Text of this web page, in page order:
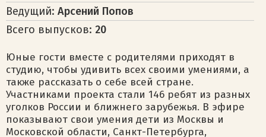
Ведущий: Арсений Попов
Всего выпусков: 20
Юные гости вместе с родителями приходят в
студию, чтобы удивить всех своими умениями, а
также рассказать о себе всей стране.
Участниками проекта стали 146 ребят из разных
уголков России и ближнего зарубежья. В эфире
показывают свои умения дети из Москвы и
Московской области, Санкт-Петербурга,